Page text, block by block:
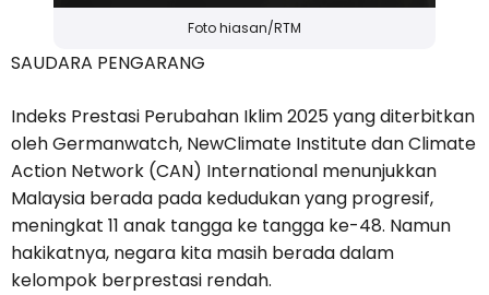
Foto hiasan/RTM
SAUDARA PENGARANG
Indeks Prestasi Perubahan Iklim 2025 yang diterbitkan
oleh Germanwatch, NewClimate Institute dan Climate
Action Network (CAN) International menunjukkan
Malaysia berada pada kedudukan yang progresif,
meningkat 11 anak tangga ke tangga ke-48. Namun
hakikatnya, negara kita masih berada dalam
kelompok berprestasi rendah.